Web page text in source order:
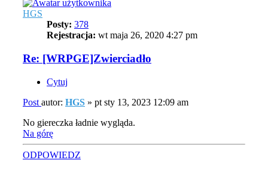
HGS
Posty: 378
Rejestracja: wt maja 26, 2020 4:27 pm
Re: [WRPGE]Zwierciadło
Cytuj
Post autor: HGS » pt sty 13, 2023 12:09 am
No giereczka ładnie wygląda.
Na górę
ODPOWIEDZ